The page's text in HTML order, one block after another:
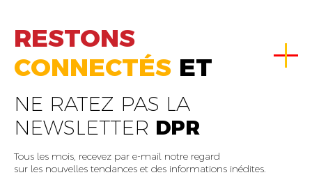
RESTONS
CONNECTÉS ET
NE RATEZ PAS LA
NEWSLETTER DPR
Tous les mois, recevez par e-mail notre regard
sur les nouvelles tendances et des informations inédites.